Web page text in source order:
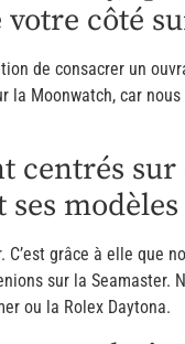
côté
de consacrer un
Moonwatch, car
centrés
modèles
grâce à elle que
sur la
ou la Rolex Daytona.